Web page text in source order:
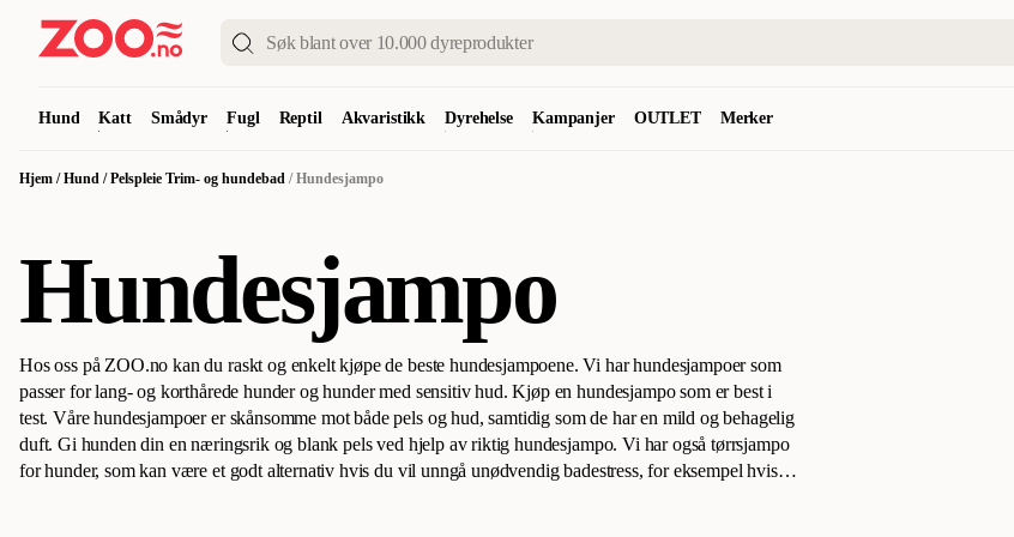
Hund Katt Smådyr Fugl Reptil Akvaristikk Dyrehelse Kampanjer OUTLET Merker
Hjem /Hund /Pelspleie Trim- og hundebad /Hundesjampo
Hundesjampo
Hos oss på ZOO.no kan du raskt og enkelt kjøpe de beste hundesjampoene. Vi har hundesjampoer som
passer for lang- og korthårede hunder og hunder med sensitiv hud. Kjøp en hundesjampo som er best i
test.Våre hundesjampoer er skånsomme mot både pels og hud, samtidig som de har en mild og behagelig
duft. Gi hunden din en næringsrik og blank pels ved hjelp av riktig hundesjampo. Vi har også tørrsjampo
for hunder, som kan være et godt alternativ hvis du vil unngå unødvendig badestress, for eksempel hvis